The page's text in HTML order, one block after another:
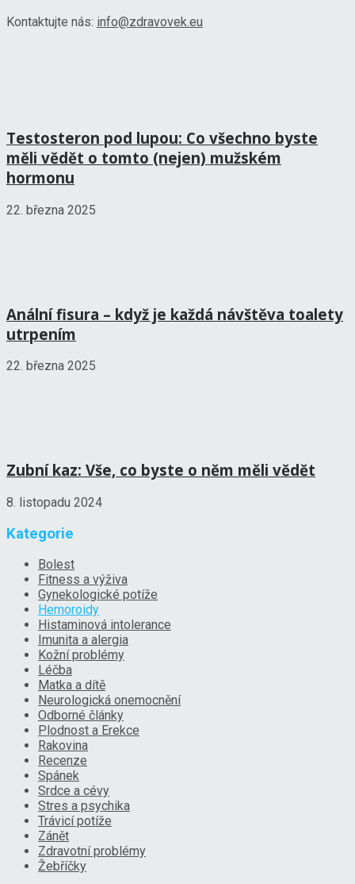
Kontaktujte nás: info@zdravovek.eu
Testosteron pod lupou: Co všechno byste
měli vědět o tomto (nejen) mužském
hormonu
22. března 2025
Anální fisura – když je každá návštěva toalety
utrpením
22. března 2025
Zubní kaz: Vše, co byste o něm měli vědět
8. listopadu 2024
Kategorie
Bolest
Fitness a výživa
Gynekologické potíže
Hemoroidy
Histaminová intolerance
Imunita a alergia
Kožní problémy
Léčba
Matka a dítě
Neurologická onemocnění
Odborné články
Plodnost a Erekce
Rakovina
Recenze
Spánek
Srdce a cévy
Stres a psychika
Trávicí potíže
Zánět
Zdravotní problémy
Žebříčky